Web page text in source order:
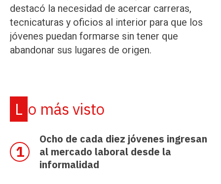
destacó la necesidad de acercar carreras,
tecnicaturas y oficios al interior para que los
jóvenes puedan formarse sin tener que
abandonar sus lugares de origen.
Lo más visto
Ocho de cada diez jóvenes ingresan
al mercado laboral desde la
informalidad